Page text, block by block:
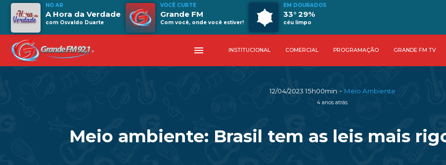
NO AR
A Hora da Verdade
com Osvaldo Duarte
VOCÊ CURTE
Grande FM
Com você, onde você estiver!
EM DOURADOS
33° 29%
céu limpo
menu INSTITUCIONAL COMERCIAL PROGRAMAÇÃO GRANDE FM TV
12/04/2023 15h00min - Meio Ambiente
4 anos atrás
Meio ambiente: Brasil tem as leis mais